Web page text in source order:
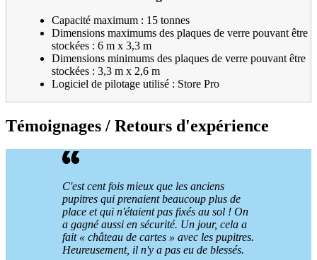
Capacité maximum : 15 tonnes
Dimensions maximums des plaques de verre pouvant être
stockées : 6 m x 3,3 m
Dimensions minimums des plaques de verre pouvant être
stockées : 3,3 m x 2,6 m
Logiciel de pilotage utilisé : Store Pro
Témoignages / Retours d'expérience
C'est cent fois mieux que les anciens
pupitres qui prenaient beaucoup plus de
place et qui n'étaient pas fixés au sol ! On
a gagné aussi en sécurité. Un jour, cela a
fait « château de cartes » avec les pupitres.
Heureusement, il n'y a pas eu de blessés.